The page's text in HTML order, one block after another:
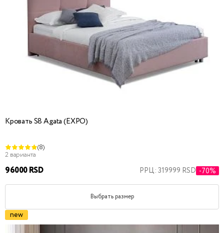
Кровать S8 Agata (EXPO)
(8)
2 варианта
96000 RSD РРЦ: 319999 RSD -70%
Выбрать размер
new